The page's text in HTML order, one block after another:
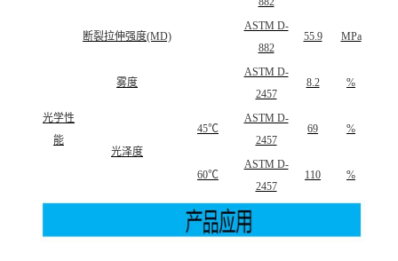
断裂拉伸强度(MD)
ASTM D-
882
55.9 MPa
光学性
能
雾度
ASTM D-
2457
8.2 %
光泽度
45℃
ASTM D-
2457
69 %
60℃
ASTM D-
2457
110 %